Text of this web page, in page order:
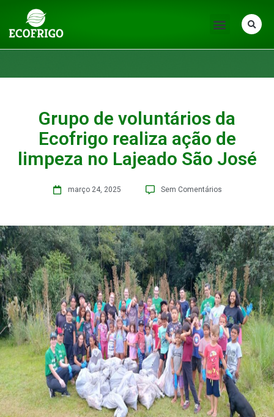
Grupo de voluntários da
Ecofrigo realiza ação de
limpeza no Lajeado São José
março 24, 2025 Sem Comentários